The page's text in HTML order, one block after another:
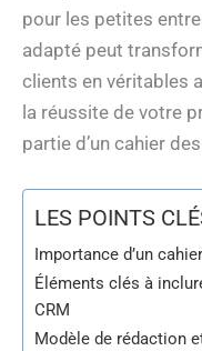
pour les petites
adapté peut
clients en véritables
la réussite de votre
partie d’un cahier
LES POINTS
Importance d’un
Éléments clés à
CRM
Modèle de rédaction